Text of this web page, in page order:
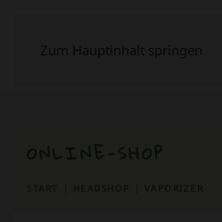
Zum Hauptinhalt springen